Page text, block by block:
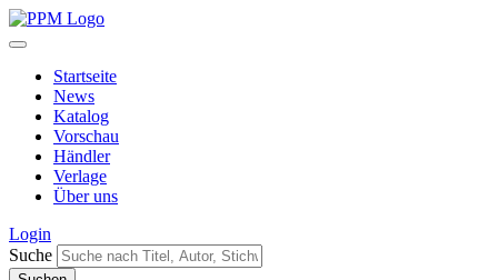
Startseite
News
Katalog
Vorschau
Händler
Verlage
Über uns
Login
Suche